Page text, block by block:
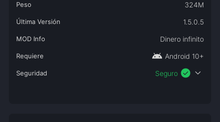
Peso 324M
Última Versión 1.5.0.5
MOD Info Dinero infinito
Requiere android Android 10+
Seguridad Seguro check_circle expand_more